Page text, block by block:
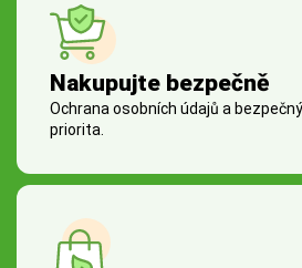
Nakupujte bezpečně
Ochrana osobních údajů a
priorita.